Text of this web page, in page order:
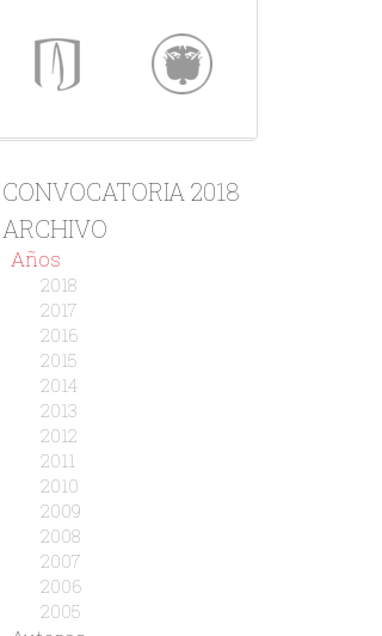
CONVOCATORIA 2018
ARCHIVO
Años
2018
2017
2016
2015
2014
2013
2012
2011
2010
2009
2008
2007
2006
2005